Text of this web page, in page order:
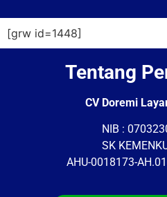
[grw id=1448]
Tentang
CV Doremi
NIB :
SK
AHU-0018173-